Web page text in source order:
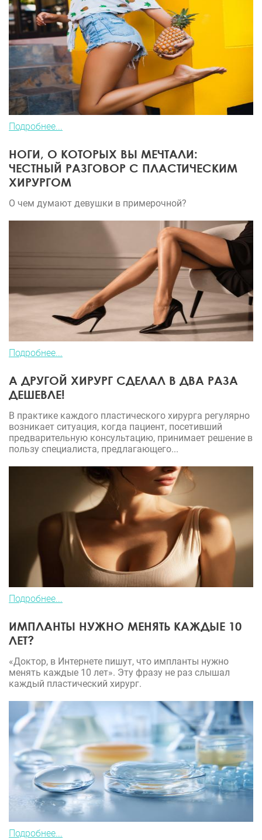
который желает всем только добра. Прошло 3
месяца с моей операции, я счастлива! Спасибо!!
Подробнее...
НОГИ, О КОТОРЫХ ВЫ МЕЧТАЛИ:
ЧЕСТНЫЙ РАЗГОВОР С ПЛАСТИЧЕСКИМ
ХИРУРГОМ
О чем думают девушки в примерочной?
Подробнее...
А ДРУГОЙ ХИРУРГ СДЕЛАЛ В ДВА РАЗА
ДЕШЕВЛЕ!
В практике каждого пластического хирурга регулярно
возникает ситуация, когда пациент, посетивший
предварительную консультацию, принимает решение в
пользу специалиста, предлагающего...
Подробнее...
ИМПЛАНТЫ НУЖНО МЕНЯТЬ КАЖДЫЕ 10
ЛЕТ?
«Доктор, в Интернете пишут, что импланты нужно
менять каждые 10 лет». Эту фразу не раз слышал
каждый пластический хирург.
Подробнее...